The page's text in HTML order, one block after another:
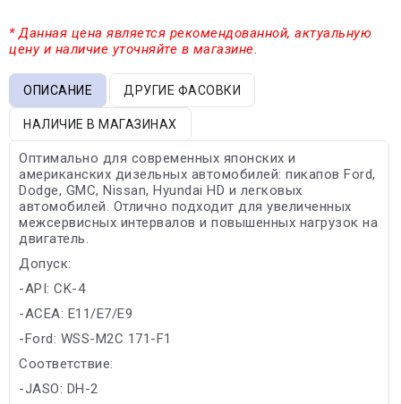
* Данная цена является рекомендованной, актуальную
цену и наличие уточняйте в магазине.
ОПИСАНИЕ ДРУГИЕ ФАСОВКИ
НАЛИЧИЕ В МАГАЗИНАХ
Оптимально для современных японских и
американских дизельных автомобилей: пикапов Ford,
Dodge, GMC, Nissan, Hyundai HD и легковых
автомобилей. Отлично подходит для увеличенных
межсервисных интервалов и повышенных нагрузок на
двигатель.
Допуск:
-API: CK-4
-ACEA: E11/E7/E9
-Ford: WSS-M2C 171-F1
Соответствие:
-JASO: DH-2